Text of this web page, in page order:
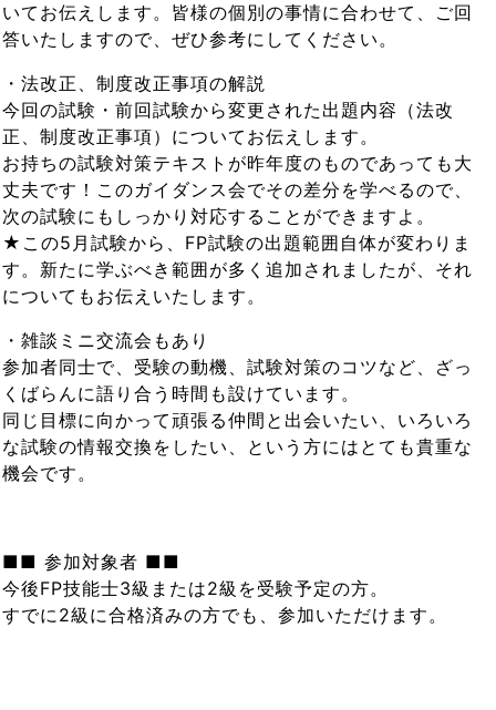
いてお伝えします。皆様の個別の事情に合わせて、ご回
答いたしますので、ぜひ参考にしてください。
・法改正、制度改正事項の解説
今回の試験・前回試験から変更された出題内容（法改
正、制度改正事項）についてお伝えします。
お持ちの試験対策テキストが昨年度のものであっても大
丈夫です！このガイダンス会でその差分を学べるので、
次の試験にもしっかり対応することができますよ。
★この5月試験から、FP試験の出題範囲自体が変わりま
す。新たに学ぶべき範囲が多く追加されましたが、それ
についてもお伝えいたします。
・雑談ミニ交流会もあり
参加者同士で、受験の動機、試験対策のコツなど、ざっ
くばらんに語り合う時間も設けています。
同じ目標に向かって頑張る仲間と出会いたい、いろいろ
な試験の情報交換をしたい、という方にはとても貴重な
機会です。
■■ 参加対象者 ■■
今後FP技能士3級または2級を受験予定の方。
すでに2級に合格済みの方でも、参加いただけます。